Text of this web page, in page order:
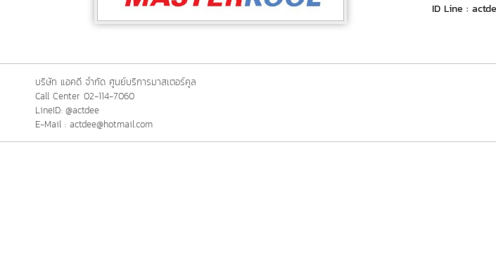
ID Line :
บริษัท แอคดี จำกัด ศูนย์บริการมาสเตอร์คูล
Call Center 02-114-7060
LineID: @actdee
E-Mail : actdee@hotmail.com